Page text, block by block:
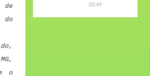
de
do
o
02:49